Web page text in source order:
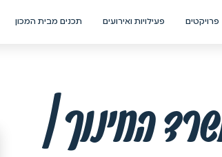
פרויקטים פעילויות ואירועים תכנים מבית המכון
החינוך |